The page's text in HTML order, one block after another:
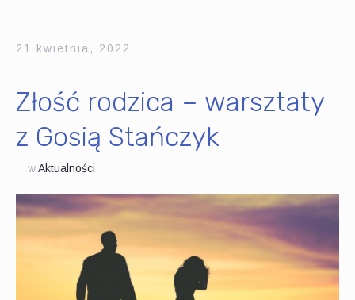
21 kwietnia, 2022
Złość rodzica – warsztaty
z Gosią Stańczyk
wAktualności